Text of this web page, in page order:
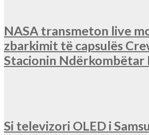
NASA transmeton live
zbarkimit të capsulës
Stacionin Ndërkombëtar
Si televizori OLED i